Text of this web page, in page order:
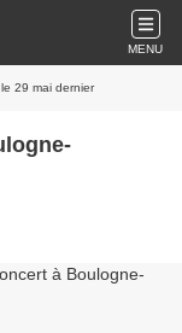
MENU
29 mai dernier